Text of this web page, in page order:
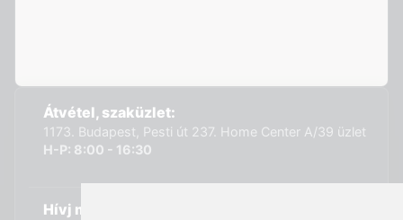
Átvétel, szaküzlet:
1173. Budapest, Pesti út 237. Home Center A/39 üzlet
H-P: 8:00 - 16:30
Hívj minket: